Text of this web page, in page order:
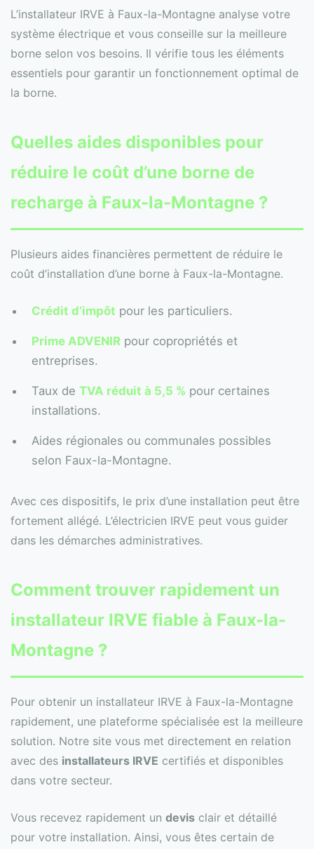
L’installateur IRVE à Faux-la-Montagne analyse votre
système électrique et vous conseille sur la meilleure
borne selon vos besoins. Il vérifie tous les éléments
essentiels pour garantir un fonctionnement optimal de
la borne.
Quelles aides disponibles pour
réduire le coût d’une borne de
recharge à Faux-la-Montagne ?
Plusieurs aides financières permettent de réduire le
coût d’installation d’une borne à Faux-la-Montagne.
Crédit d’impôt pour les particuliers.
Prime ADVENIR pour copropriétés et
entreprises.
Taux de TVA réduit à 5,5 % pour certaines
installations.
Aides régionales ou communales possibles
selon Faux-la-Montagne.
Avec ces dispositifs, le prix d’une installation peut être
fortement allégé. L’électricien IRVE peut vous guider
dans les démarches administratives.
Comment trouver rapidement un
installateur IRVE fiable à Faux-la-
Montagne ?
Pour obtenir un installateur IRVE à Faux-la-Montagne
rapidement, une plateforme spécialisée est la meilleure
solution. Notre site vous met directement en relation
avec des installateurs IRVE certifiés et disponibles
dans votre secteur.
Vous recevez rapidement un devis clair et détaillé
pour votre installation. Ainsi, vous êtes certain de